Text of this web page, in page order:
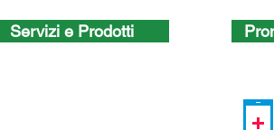
Servizi e Prodotti